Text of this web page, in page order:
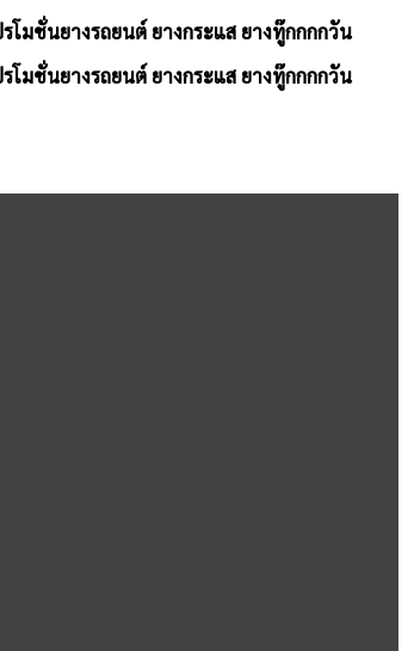
โมชั่นยางรถยนต์ ยางกระแส ยางทู๊กกกกวัน
โมชั่นยางรถยนต์ ยางกระแส ยางทู๊กกกกวัน